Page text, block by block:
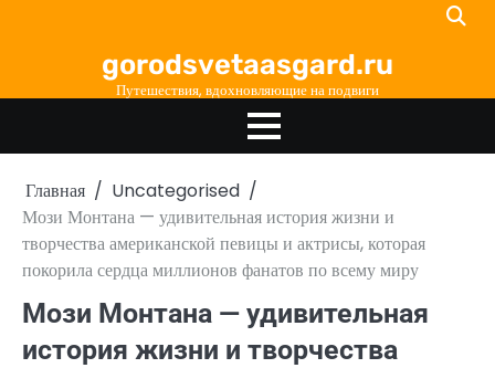
gorodsvetaasgard.ru
Путешествия, вдохновляющие на подвиги
Главная
Uncategorised
Мози Монтана — удивительная история жизни и
творчества американской певицы и актрисы, которая
покорила сердца миллионов фанатов по всему миру
Мози Монтана — удивительная
история жизни и творчества